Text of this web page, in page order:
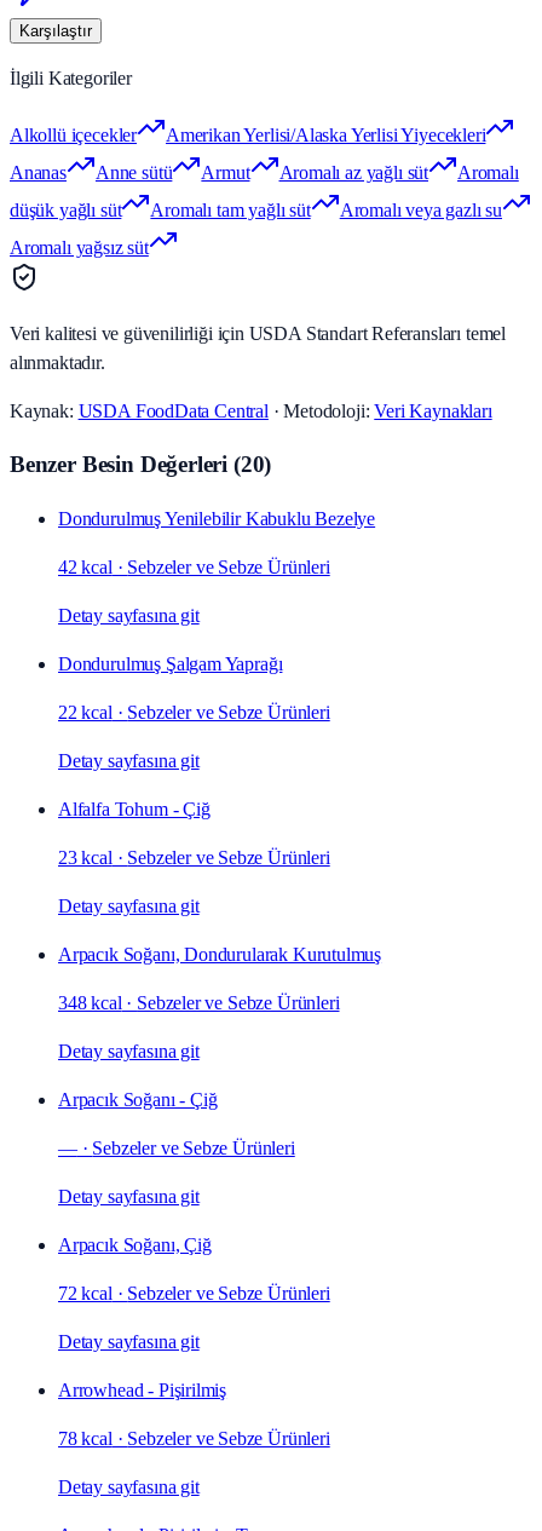
Karşılaştır
İlgili Kategoriler
Alkollü içecekler
Amerikan Yerlisi/Alaska Yerlisi Yiyecekleri
Ananas
Anne sütü Armut Aromalı az yağlı süt
Aromalı
düşük yağlı süt
Aromalı tam yağlı süt
Aromalı veya gazlı su
Aromalı yağsız süt
Veri kalitesi ve güvenilirliği için USDA Standart Referansları temel
alınmaktadır.
Kaynak: USDA FoodData Central · Metodoloji:Veri Kaynakları
Benzer Besin Değerleri (20)
Dondurulmuş Yenilebilir Kabuklu Bezelye
42 kcal · Sebzeler ve Sebze Ürünleri
Detay sayfasına git
Dondurulmuş Şalgam Yaprağı
22 kcal · Sebzeler ve Sebze Ürünleri
Detay sayfasına git
Alfalfa Tohum - Çiğ
23 kcal · Sebzeler ve Sebze Ürünleri
Detay sayfasına git
Arpacık Soğanı, Dondurularak Kurutulmuş
348 kcal · Sebzeler ve Sebze Ürünleri
Detay sayfasına git
Arpacık Soğanı - Çiğ
—· Sebzeler ve Sebze Ürünleri
Detay sayfasına git
Arpacık Soğanı, Çiğ
72 kcal · Sebzeler ve Sebze Ürünleri
Detay sayfasına git
Arrowhead - Pişirilmiş
78 kcal · Sebzeler ve Sebze Ürünleri
Detay sayfasına git